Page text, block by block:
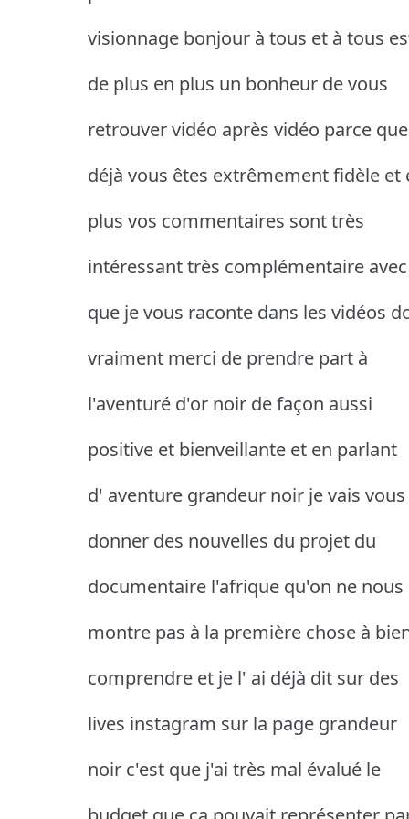
visionnage bonjour à tous et à tous
de plus en plus un bonheur de vous
retrouver vidéo après vidéo parce que
déjà vous êtes extrêmement fidèle et
plus vos commentaires sont très
intéressant très complémentaire
que je vous raconte dans les vidéos
vraiment merci de prendre part à
l'aventuré d'or noir de façon aussi
positive et bienveillante et en parlant
d' aventure grandeur noir je vais vous
donner des nouvelles du projet du
documentaire l'afrique qu'on ne nous
montre pas à la première chose à
comprendre et je l' ai déjà dit sur des
lives instagram sur la page grandeur
noir c'est que j'ai très mal évalué le